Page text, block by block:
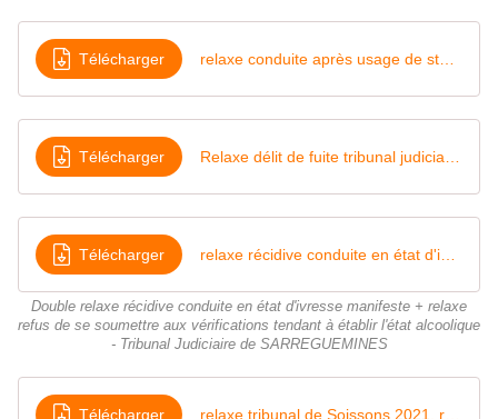
Télécharger
Télécharger
Télécharger
Double relaxe récidive conduite en état d'ivresse manifeste + relaxe
refus de se soumettre aux vérifications tendant à établir l'état alcoolique
- Tribunal Judiciaire de SARREGUEMINES
Télécharger